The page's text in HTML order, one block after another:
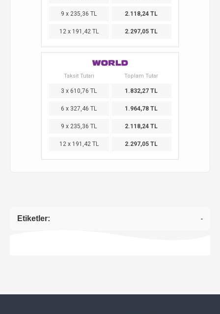
9 x 235,36 TL 2.118,24 TL
12 x 191,42 TL 2.297,05 TL
Taksit Tutarı Toplam Tutar
3 x 610,76 TL 1.832,27 TL
6 x 327,46 TL 1.964,78 TL
9 x 235,36 TL 2.118,24 TL
12 x 191,42 TL 2.297,05 TL
Etiketler: -